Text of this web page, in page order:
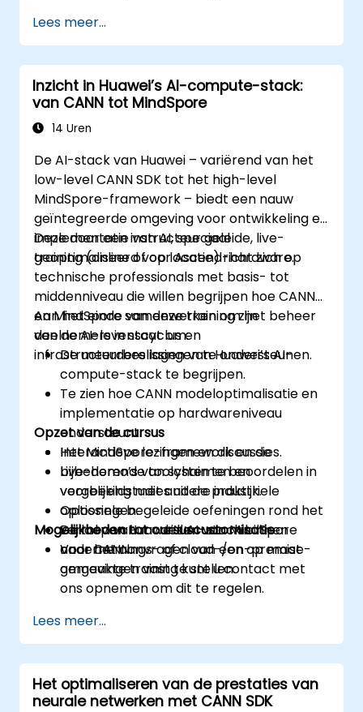
Lees meer...
Inzicht in Huawei’s AI-compute-stack:
van CANN tot MindSpore
14 Uren
De AI-stack van Huawei – variërend van het
low-level CANN SDK tot het high-level
MindSpore-framework – biedt een nauw
geïntegreerde omgeving voor ontwikkeling en
implementatie van AI, speciaal
geoptimaliseerd voor Ascend-hardware.
Deze door een instructeur geleide, live-
training (online of op locatie) richt zich op
technische professionals met basis- tot
middenniveau die willen begrijpen hoe CANN
en MindSpore samenwerken om het beheer
van de AI-levenscyclus en
infrastructuurbeslissingen te ondersteunen.
Aan het einde van deze training zijn
deelnemers in staat om:
De meerdere lagen van Huawei’s AI-
compute-stack te begrijpen.
Te zien hoe CANN modeloptimalisatie en
implementatie op hardwareniveau
ondersteunt.
Het MindSpore-framework en de
bijbehorende toolchain te beoordelen in
vergelijking met andere industriele
oplossingen.
De rol van Huawei’s AI-stack binnen
ondernemings- of cloud-/on-premise-
omgevingen vast te stellen.
Opzet van de cursus
Interactieve lezingen en discussies.
Live-demo’s van systemen en
voorbeeldstudies uit de praktijk.
Optionele begeleide oefeningen rond het
verloop van modellen van MindSpore
naar CANN.
Mogelijkheden tot cursuscustomisatie
Voor het aanvragen van een op maat
gemaakte training kunt u contact met
ons opnemen om dit te regelen.
Lees meer...
Het optimaliseren van de prestaties van
neurale netwerken met CANN SDK